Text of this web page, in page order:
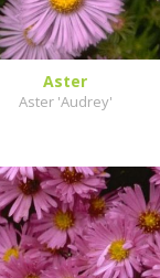
Aster
Aster 'Audrey'